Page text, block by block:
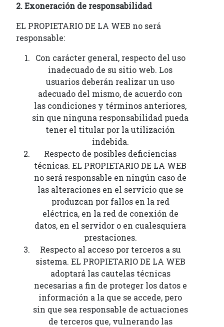
2. Exoneración de responsabilidad
EL PROPIETARIO DE LA WEB no será
responsable:
Con carácter general, respecto del uso
inadecuado de su sitio web. Los
usuarios deberán realizar un uso
adecuado del mismo, de acuerdo con
las condiciones y términos anteriores,
sin que ninguna responsabilidad pueda
tener el titular por la utilización
indebida.
Respecto de posibles deficiencias
técnicas. EL PROPIETARIO DE LA WEB
no será responsable en ningún caso de
las alteraciones en el servicio que se
produzcan por fallos en la red
eléctrica, en la red de conexión de
datos, en el servidor o en cualesquiera
prestaciones.
Respecto al acceso por terceros a su
sistema. EL PROPIETARIO DE LA WEB
adoptará las cautelas técnicas
necesarias a fin de proteger los datos e
información a la que se accede, pero
sin que sea responsable de actuaciones
de terceros que, vulnerando las